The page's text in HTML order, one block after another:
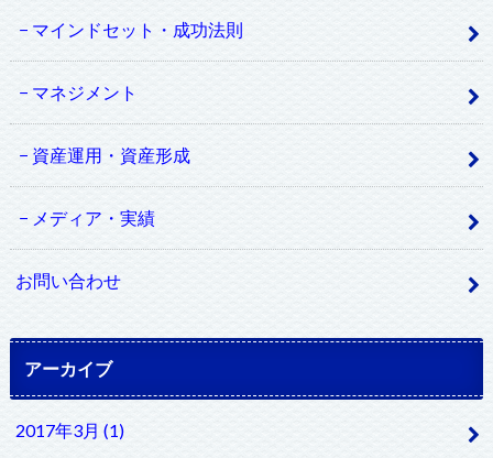
マインドセット・成功法則
マネジメント
資産運用・資産形成
メディア・実績
お問い合わせ
アーカイブ
2017年3月 (1)